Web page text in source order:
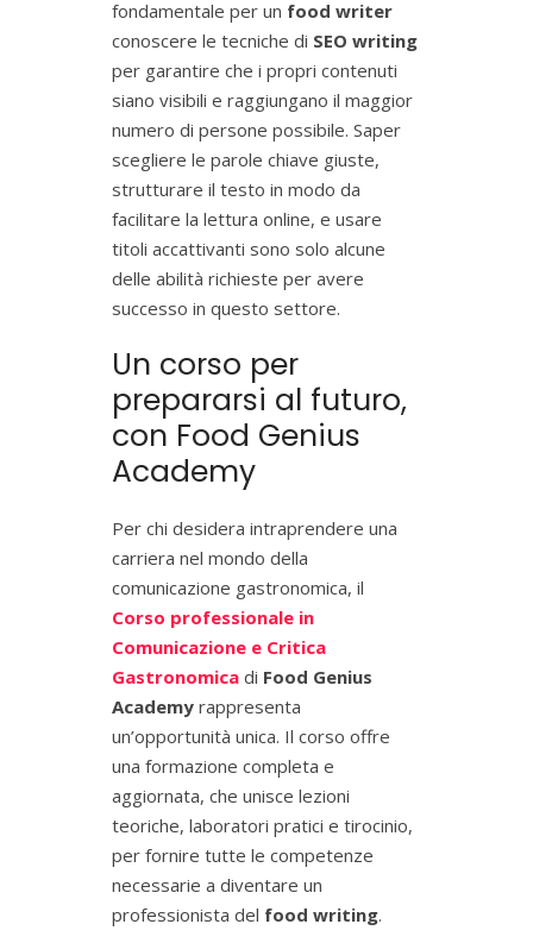
fondamentale per un food writer
conoscere le tecniche di SEO writing
per garantire che i propri contenuti
siano visibili e raggiungano il maggior
numero di persone possibile. Saper
scegliere le parole chiave giuste,
strutturare il testo in modo da
facilitare la lettura online, e usare
titoli accattivanti sono solo alcune
delle abilità richieste per avere
successo in questo settore.
Un corso per
prepararsi al futuro,
con Food Genius
Academy
Per chi desidera intraprendere una
carriera nel mondo della
comunicazione gastronomica, il
Corso professionale in
Comunicazione e Critica
Gastronomica di Food Genius
Academy rappresenta
un’opportunità unica. Il corso offre
una formazione completa e
aggiornata, che unisce lezioni
teoriche, laboratori pratici e tirocinio,
per fornire tutte le competenze
necessarie a diventare un
professionista del food writing.